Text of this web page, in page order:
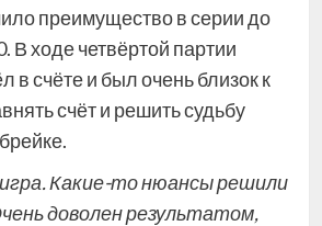
преимущество в серии до
В ходе четвёртой партии
в счёте и был очень близок к
счёт и решить судьбу
Какие-то нюансы решили
доволен результатом,